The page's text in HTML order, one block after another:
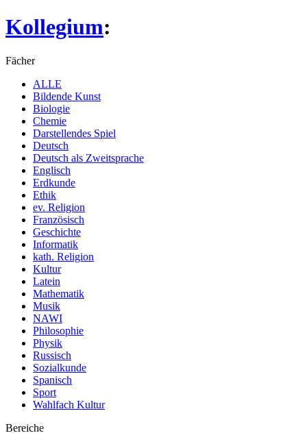
Kollegium:
Fächer
ALLE
Bildende Kunst
Biologie
Chemie
Darstellendes Spiel
Deutsch
Deutsch als Zweitsprache
Englisch
Erdkunde
Ethik
ev. Religion
Französisch
Geschichte
Informatik
kath. Religion
Kultur
Latein
Mathematik
Musik
NAWI
Philosophie
Physik
Russisch
Sozialkunde
Spanisch
Sport
Wahlfach Kultur
Bereiche